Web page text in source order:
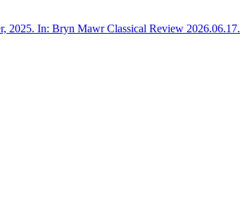
2025. In: Bryn Mawr Classical Review 2026.06.17.